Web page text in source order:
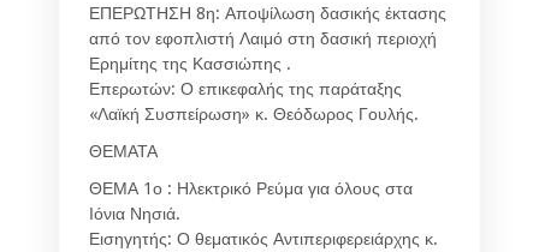
ΕΠΕΡΩΤΗΣΗ 8η: Αποψίλωση δασικής έκτασης
από τον εφοπλιστή Λαιμό στη δασική περιοχή
Ερημίτης της Κασσιώπης .
Επερωτών: Ο επικεφαλής της παράταξης
«Λαϊκή Συσπείρωση» κ. Θεόδωρος Γουλής.
ΘΕΜΑΤΑ
ΘΕΜΑ 1ο : Ηλεκτρικό Ρεύμα για όλους στα
Ιόνια Νησιά.
Εισηγητής: Ο θεματικός Αντιπεριφερειάρχης κ.